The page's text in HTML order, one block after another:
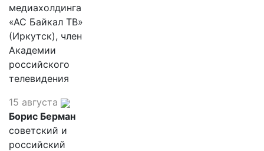
медиахолдинга
«АС Байкал ТВ»
(Иркутск), член
Академии
российского
телевидения
15 августа
Борис Берман
советский и
российский